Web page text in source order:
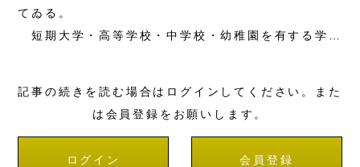
てゐる。
短期大学・高等学校・中学校・幼稚園を有する学…
記事の続きを読む場合はログインしてください。また
は会員登録をお願いします。
ログイン 会員登録